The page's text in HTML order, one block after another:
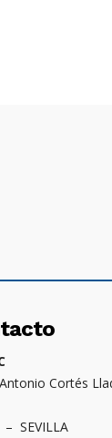
Cortés
SEVILLA